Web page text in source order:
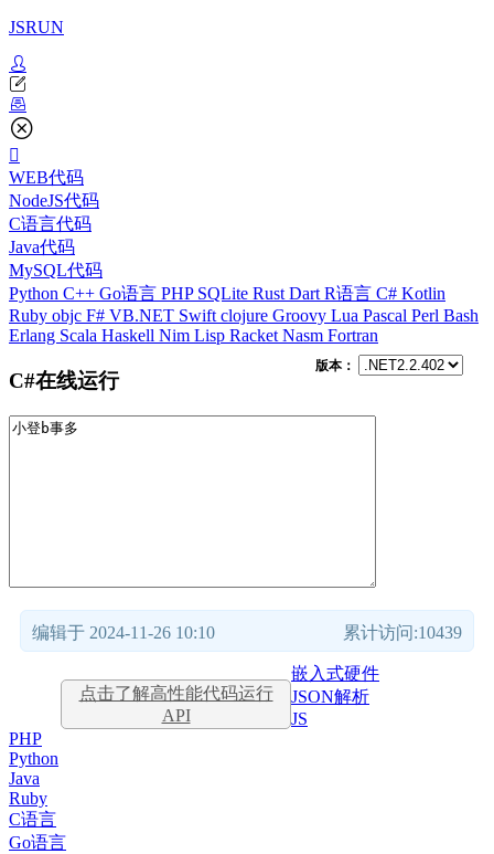
JSRUN
WEB代码
NodeJS代码
C语言代码
Java代码
MySQL代码
Python C++ Go语言 PHP SQLite Rust Dart R语言 C# Kotlin
Ruby objc F# VB.NET Swift clojure Groovy Lua Pascal Perl Bash
Erlang Scala Haskell Nim Lisp Racket Nasm Fortran
C#在线运行
版本：
编辑于 2024-11-26 10:10 累计访问:10439
点击了解高性能代码运行
API
嵌入式硬件
JSON解析
JS
PHP
Python
Java
Ruby
C语言
Go语言